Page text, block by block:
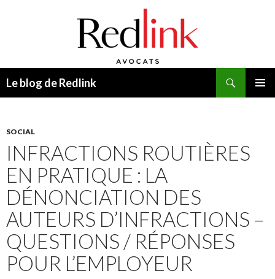
Le blog de Redlink
SOCIAL
INFRACTIONS ROUTIÈRES
EN PRATIQUE : LA
DÉNONCIATION DES
AUTEURS D’INFRACTIONS –
QUESTIONS / RÉPONSES
POUR L’EMPLOYEUR